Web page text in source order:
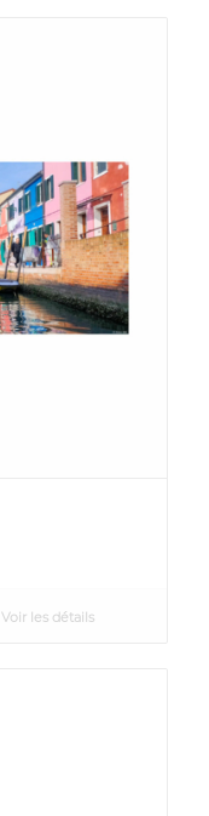
Voir les détails